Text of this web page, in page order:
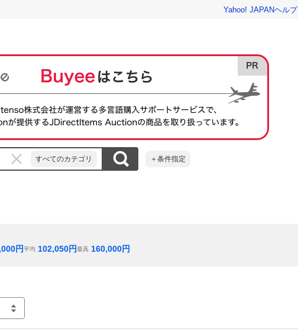
Yahoo! JAPANヘルプ
すべてのカテゴリ ＋条件指定
円平均 102,050円最高 160,000円